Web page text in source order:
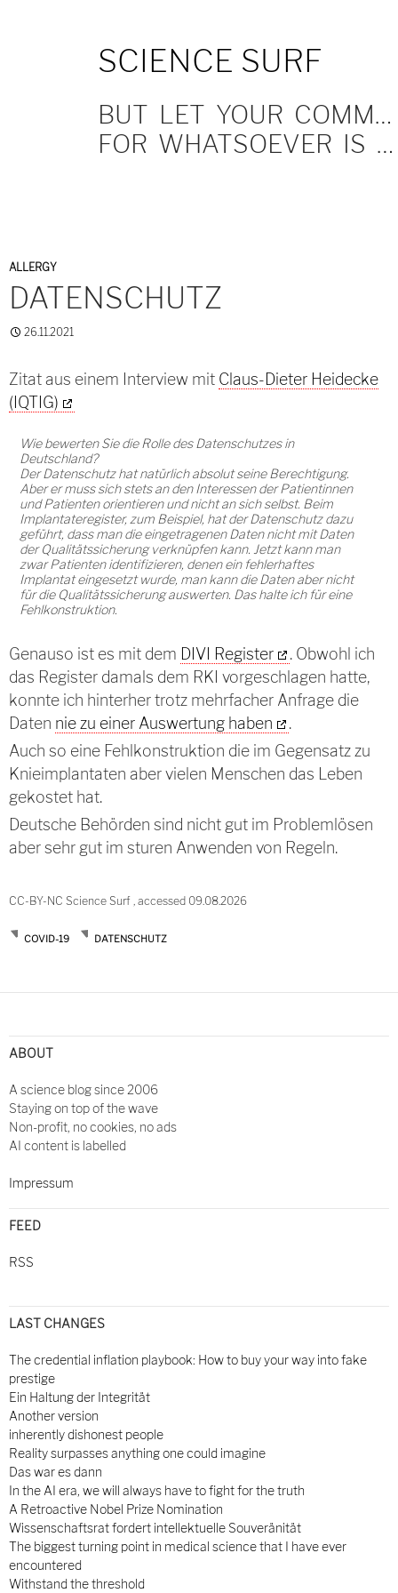
SCIENCE SURF
BUT LET YOUR COMMUNICATION BE YEA, YEA; NAY, NAY.
FOR WHATSOEVER IS MORE THAN THESE COMETH OF EVIL.
ALLERGY
DATENSCHUTZ
26.11.2021
Zitat aus einem Interview mit Claus-Dieter Heidecke
(IQTIG)
Wie bewerten Sie die Rolle des Datenschutzes in
Deutschland?
Der Datenschutz hat natürlich absolut seine Berechtigung.
Aber er muss sich stets an den Interessen der Patientinnen
und Patienten orientieren und nicht an sich selbst. Beim
Implantateregister, zum Beispiel, hat der Datenschutz dazu
geführt, dass man die eingetragenen Daten nicht mit Daten
der Qualitätssicherung verknüpfen kann. Jetzt kann man
zwar Patienten identifizieren, denen ein fehlerhaftes
Implantat eingesetzt wurde, man kann die Daten aber nicht
für die Qualitätssicherung auswerten. Das halte ich für eine
Fehlkonstruktion.
Genauso ist es mit dem DIVI Register
. Obwohl ich
das Register damals dem RKI vorgeschlagen hatte,
konnte ich hinterher trotz mehrfacher Anfrage die
Daten nie zu einer Auswertung haben
.
Auch so eine Fehlkonstruktion die im Gegensatz zu
Knieimplantaten aber vielen Menschen das Leben
gekostet hat.
Deutsche Behörden sind nicht gut im Problemlösen
aber sehr gut im sturen Anwenden von Regeln.
CC-BY-NC Science Surf , accessed 09.08.2026
COVID-19 DATENSCHUTZ
navigation
ABOUT
A science blog since 2006
Staying on top of the wave
Non-profit, no cookies, no ads
AI content is labelled
Impressum
FEED
RSS
LAST CHANGES
The credential inflation playbook: How to buy your way into fake
prestige
Ein Haltung der Integrität
Another version
inherently dishonest people
Reality surpasses anything one could imagine
Das war es dann
In the AI era, we will always have to fight for the truth
A Retroactive Nobel Prize Nomination
Wissenschaftsrat fordert intellektuelle Souveränität
The biggest turning point in medical science that I have ever
encountered
Withstand the threshold